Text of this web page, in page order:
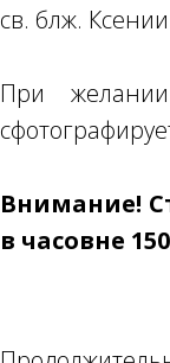
св. блж.
При
Внимание!
в часовне